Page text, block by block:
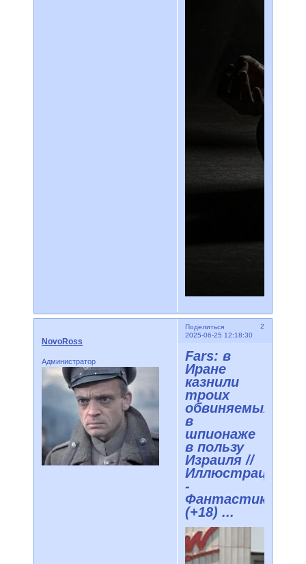
Поделиться
2
2025-06-25 12:18:30
NovoRoss
Администратор
Fars: в
Иране
казнили
троих
обвиняемых
в
шпионаже
в пользу
Израиля //
Иллюстрации
-
Фантастика
(+18) ...